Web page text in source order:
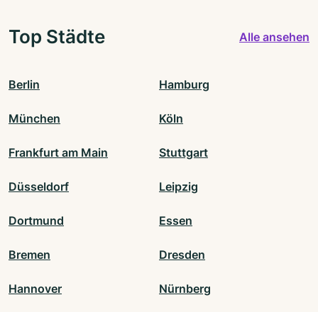
Top Städte Alle ansehen
Berlin Hamburg
München Köln
Frankfurt am Main Stuttgart
Düsseldorf Leipzig
Dortmund Essen
Bremen Dresden
Hannover Nürnberg